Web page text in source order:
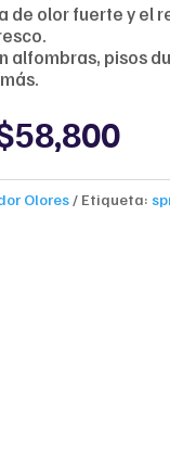
de olor fuerte y el
alfombras, pisos
58,800
is:
Olores Etiqueta: